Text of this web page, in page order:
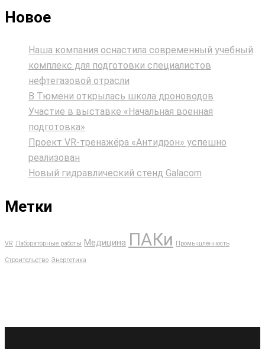
Новое
Наша компания оснастила современный учебный
комплекс для подготовки специалистов
нефтегазовой отрасли
В Тюмени открылась школа дроноводов
Участие в выставке «Начальная военная
подготовка»
Проект VR‑тренажёра «Антидрон» успешно
реализован
Новый гидравлический стенд Galacom
Метки
VR Лабораторные работы Медицина ПАКи Промышленность
Строительство Энергетика